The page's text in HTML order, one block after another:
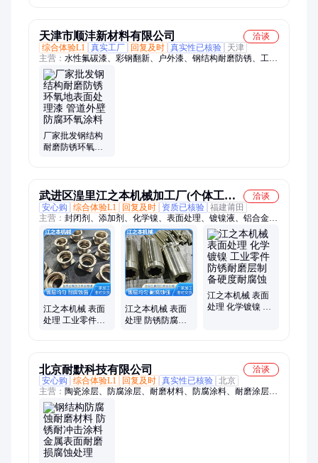
天津市顺沣新材料有限公司
洽谈
综合体验L1 真实工厂 回复及时 真实性已核验
天津
主营： 水性氟碳漆、彩钢翻新、户外漆、钢结构耐磨防锈、工程
机械维修漆、防腐底漆、快干环氧底漆、环氧磷酸锌底漆、丙烯
酸氨基漆、氨基烤漆
厂家批发钢结构
耐磨防锈环氧地
武进区湟里江之本机械加工厂(个体工商
户)
洽谈
安心购
综合体验L1 回复及时 资质已核验 福建莆田
主营： 封闭剂、添加剂、化学镍、表面处理、镀镍液、铝合金、
金属件、硬铬加工、化学镀镍、表面镀镍、镍特氟龙、超光亮
剂、表面涂层、铁铜铝钢、镍硼合金、真空电镀、镀镍药水、氧
化碲粉、硬质合金、金属铁件、次磷酸镍、塑料色剂、车身零部
件、镀镍光亮剂、金属零部件
江之本机械 表面
处理 工业零件耐
江之本机械 表面
处理 防锈防腐蚀
江之本机械 表面
处理 化学镀镍 工
北京耐默科技有限公司
洽谈
安心购
综合体验L1 回复及时 真实性已核验 北京
主营： 陶瓷涂层、防腐涂层、耐磨材料、防腐涂料、耐磨涂层、
陶瓷涂料、耐磨钢板